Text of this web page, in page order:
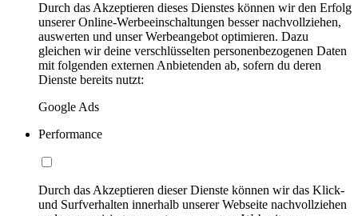
Durch das Akzeptieren dieses Dienstes können wir den Erfolg
unserer Online-Werbeeinschaltungen besser nachvollziehen,
auswerten und unser Werbeangebot optimieren. Dazu
gleichen wir deine verschlüsselten personenbezogenen Daten
mit folgenden externen Anbietenden ab, sofern du deren
Dienste bereits nutzt:
Google Ads
Performance
Durch das Akzeptieren dieser Dienste können wir das Klick-
und Surfverhalten innerhalb unserer Webseite nachvollziehen